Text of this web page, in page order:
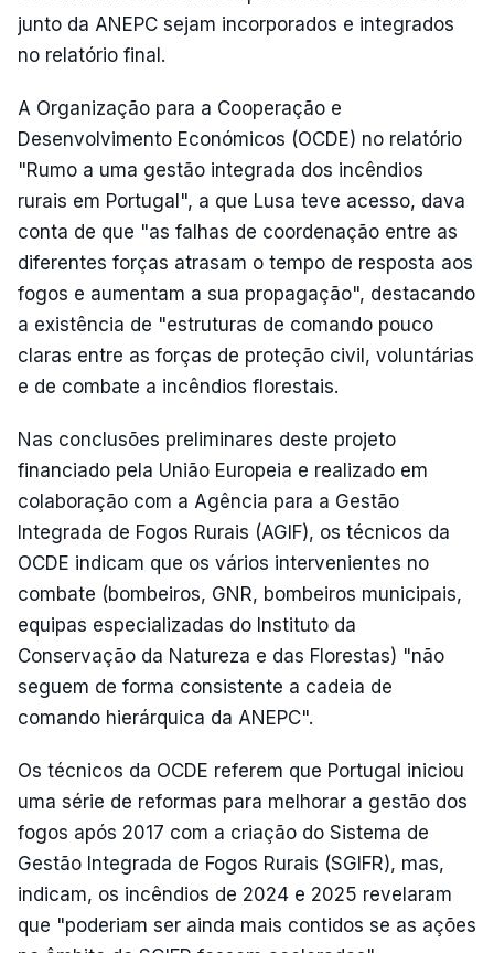
junto da ANEPC sejam incorporados e integrados
no relatório final.
A Organização para a Cooperação e
Desenvolvimento Económicos (OCDE) no relatório
"Rumo a uma gestão integrada dos incêndios
rurais em Portugal", a que Lusa teve acesso, dava
conta de que "as falhas de coordenação entre as
diferentes forças atrasam o tempo de resposta aos
fogos e aumentam a sua propagação", destacando
a existência de "estruturas de comando pouco
claras entre as forças de proteção civil, voluntárias
e de combate a incêndios florestais.
Nas conclusões preliminares deste projeto
financiado pela União Europeia e realizado em
colaboração com a Agência para a Gestão
Integrada de Fogos Rurais (AGIF), os técnicos da
OCDE indicam que os vários intervenientes no
combate (bombeiros, GNR, bombeiros municipais,
equipas especializadas do Instituto da
Conservação da Natureza e das Florestas) "não
seguem de forma consistente a cadeia de
comando hierárquica da ANEPC".
Os técnicos da OCDE referem que Portugal iniciou
uma série de reformas para melhorar a gestão dos
fogos após 2017 com a criação do Sistema de
Gestão Integrada de Fogos Rurais (SGIFR), mas,
indicam, os incêndios de 2024 e 2025 revelaram
que "poderiam ser ainda mais contidos se as ações